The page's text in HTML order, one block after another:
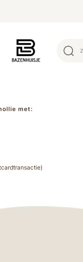
met: